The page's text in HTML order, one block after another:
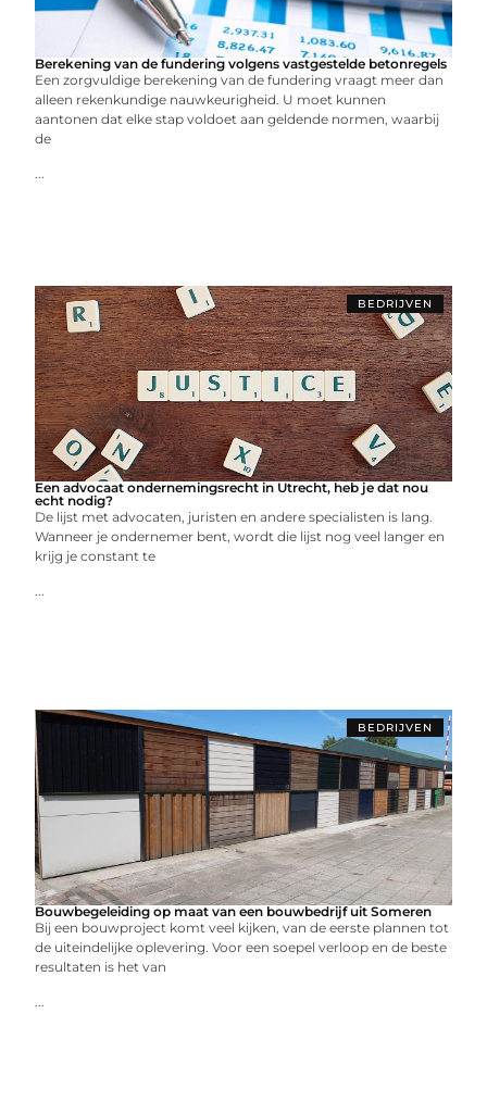
Berekening van de fundering volgens vastgestelde betonregels
Een zorgvuldige berekening van de fundering vraagt meer dan
alleen rekenkundige nauwkeurigheid. U moet kunnen
aantonen dat elke stap voldoet aan geldende normen, waarbij
de
...
BEDRIJVEN
Een advocaat ondernemingsrecht in Utrecht, heb je dat nou
echt nodig?
De lijst met advocaten, juristen en andere specialisten is lang.
Wanneer je ondernemer bent, wordt die lijst nog veel langer en
krijg je constant te
...
BEDRIJVEN
Bouwbegeleiding op maat van een bouwbedrijf uit Someren
Bij een bouwproject komt veel kijken, van de eerste plannen tot
de uiteindelijke oplevering. Voor een soepel verloop en de beste
resultaten is het van
...